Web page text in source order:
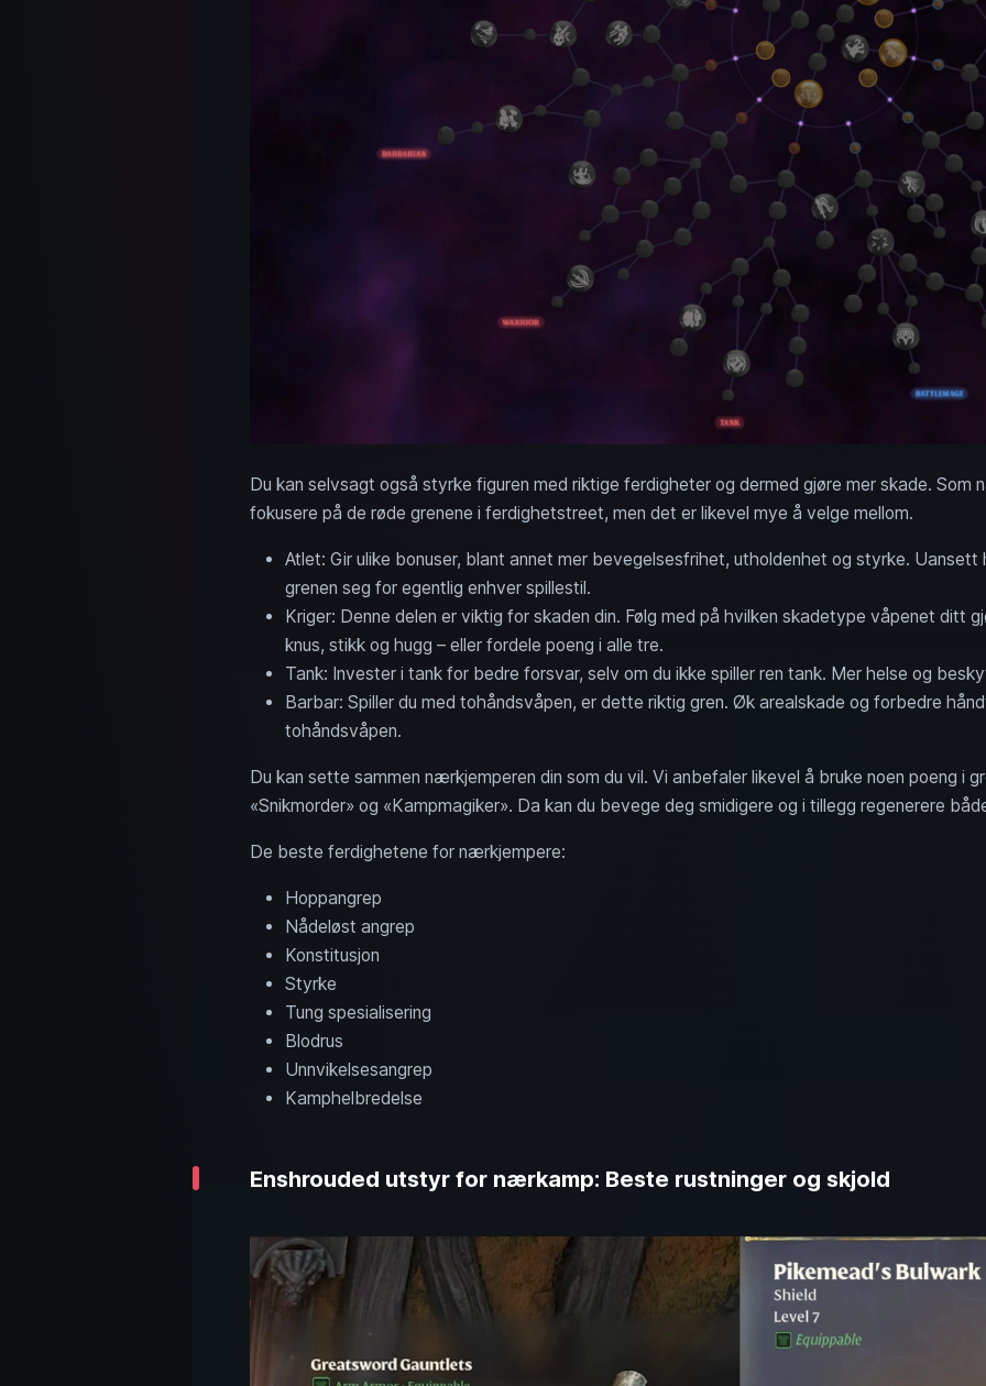
Du kan selvsagt også styrke figuren med riktige ferdigheter og dermed gjøre mer skade.
fokusere på de røde grenene i ferdighetstreet, men det er likevel mye å velge mellom.
Atlet: Gir ulike bonuser, blant annet mer bevegelsesfrihet, utholdenhet og styrke. Uansett
grenen seg for egentlig enhver spillestil.
Kriger: Denne delen er viktig for skaden din. Følg med på hvilken skadetype våpenet ditt
knus, stikk og hugg – eller fordele poeng i alle tre.
Tank: Invester i tank for bedre forsvar, selv om du ikke spiller ren tank. Mer helse og
Barbar: Spiller du med tohåndsvåpen, er dette riktig gren. Øk arealskade og forbedre
tohåndsvåpen.
Du kan sette sammen nærkjemperen din som du vil. Vi anbefaler likevel å bruke noen poeng i
«Snikmorder» og «Kampmagiker». Da kan du bevege deg smidigere og i tillegg regenerere
De beste ferdighetene for nærkjempere:
Hoppangrep
Nådeløst angrep
Konstitusjon
Styrke
Tung spesialisering
Blodrus
Unnvikelsesangrep
Kamphelbredelse
Enshrouded utstyr for nærkamp: Beste rustninger og skjold